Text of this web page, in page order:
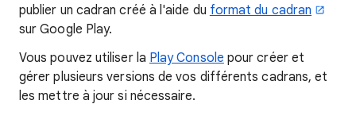
publier un cadran créé à l'aide du format du cadran
sur Google Play.
Vous pouvez utiliser la Play Console pour créer et
gérer plusieurs versions de vos différents cadrans, et
les mettre à jour si nécessaire.